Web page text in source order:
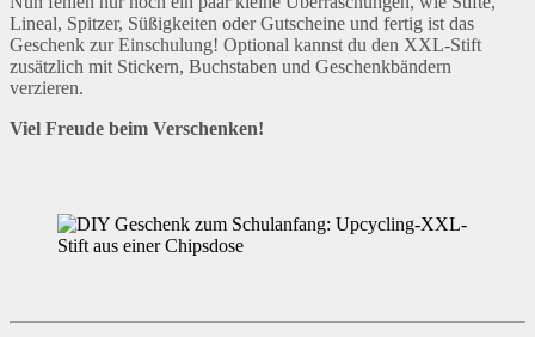
Lineal, Spitzer, Süßigkeiten oder Gutscheine und fertig ist das
Geschenk zur Einschulung! Optional kannst du den XXL-Stift
zusätzlich mit Stickern, Buchstaben und Geschenkbändern
verzieren.
Viel Freude beim Verschenken!